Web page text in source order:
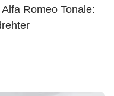
Romeo Tonale: